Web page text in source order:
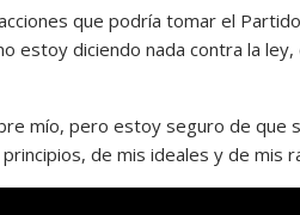
que podría tomar el
estoy diciendo nada contra la
mío, pero estoy seguro de
de mis ideales y de mis